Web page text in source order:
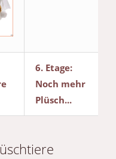
6. Etage:
Noch mehr
Plüsch...